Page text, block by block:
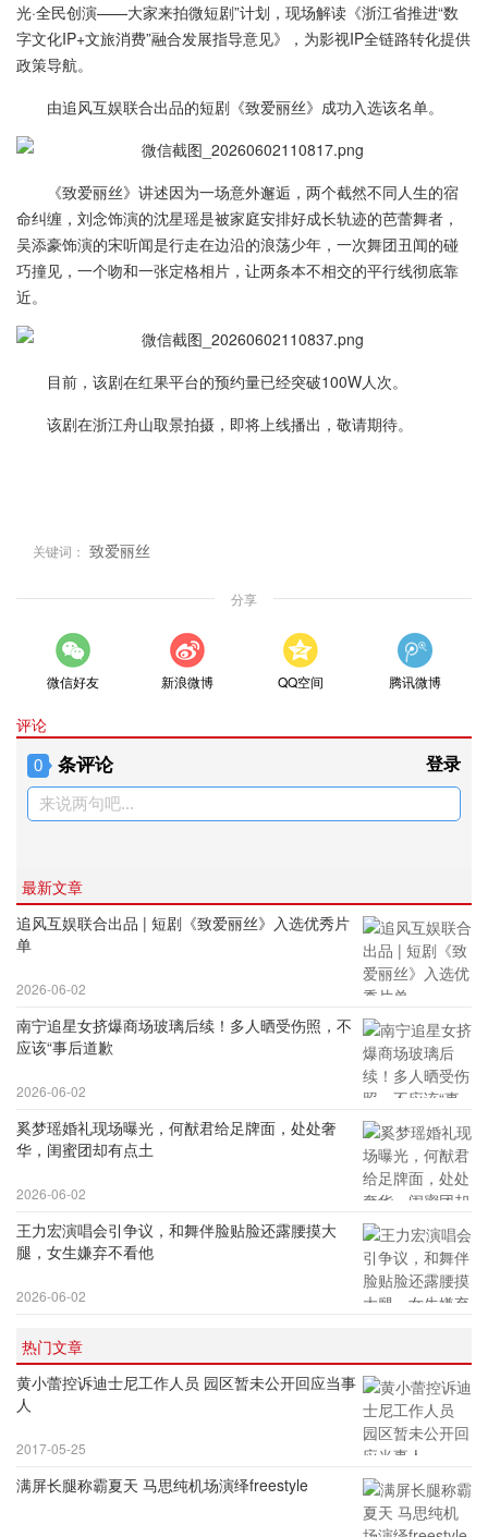
光·全民创演——大家来拍微短剧”计划，现场解读《浙江省推进“数
字文化IP+文旅消费”融合发展指导意见》，为影视IP全链路转化提供
政策导航。
由追风互娱联合出品的短剧《致爱丽丝》成功入选该名单。
《致爱丽丝》讲述因为一场意外邂逅，两个截然不同人生的宿
命纠缠，刘念饰演的沈星瑶是被家庭安排好成长轨迹的芭蕾舞者，
吴添豪饰演的宋听闻是行走在边沿的浪荡少年，一次舞团丑闻的碰
巧撞见，一个吻和一张定格相片，让两条本不相交的平行线彻底靠
近。
目前，该剧在红果平台的预约量已经突破100W人次。
该剧在浙江舟山取景拍摄，即将上线播出，敬请期待。
关键词： 致爱丽丝
分享
微信好友 新浪微博 QQ空间 腾讯微博
评论
0 条评论 登录
来说两句吧...
最新文章
追风互娱联合出品 | 短剧《致爱丽丝》入选优秀片
单
2026-06-02
南宁追星女挤爆商场玻璃后续！多人晒受伤照，不
应该“事后道歉
2026-06-02
奚梦瑶婚礼现场曝光，何猷君给足牌面，处处奢
华，闺蜜团却有点土
2026-06-02
王力宏演唱会引争议，和舞伴脸贴脸还露腰摸大
腿，女生嫌弃不看他
2026-06-02
热门文章
黄小蕾控诉迪士尼工作人员 园区暂未公开回应当事
人
2017-05-25
满屏长腿称霸夏天 马思纯机场演绎freestyle